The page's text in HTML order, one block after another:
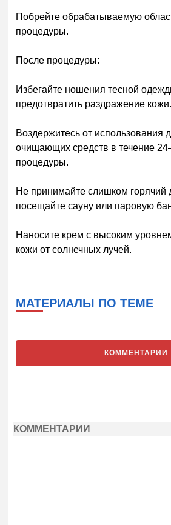
Побрейте обрабатываемую
процедуры.
После процедуры:
Избегайте ношения тесной
предотвратить раздражение кожи.
Воздержитесь от использования
очищающих средств в течение
процедуры.
Не принимайте слишком горячий
посещайте сауну или паровую
Наносите крем с высоким
кожи от солнечных лучей.
МАТЕРИАЛЫ ПО ТЕМЕ
КОММЕНТАРИИ
КОММЕНТАРИИ